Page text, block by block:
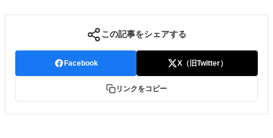
この記事をシェアする
Facebook X（旧Twitter）
リンクをコピー